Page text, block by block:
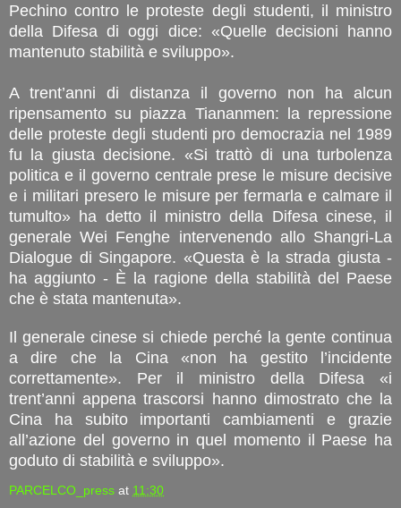
Pechino contro le proteste degli studenti, il ministro
della Difesa di oggi dice: «Quelle decisioni hanno
mantenuto stabilità e sviluppo».
A trent’anni di distanza il governo non ha alcun
ripensamento su piazza Tiananmen: la repressione
delle proteste degli studenti pro democrazia nel 1989
fu la giusta decisione. «Si trattò di una turbolenza
politica e il governo centrale prese le misure decisive
e i militari presero le misure per fermarla e calmare il
tumulto» ha detto il ministro della Difesa cinese, il
generale Wei Fenghe intervenendo allo Shangri-La
Dialogue di Singapore. «Questa è la strada giusta -
ha aggiunto - È la ragione della stabilità del Paese
che è stata mantenuta».
Il generale cinese si chiede perché la gente continua
a dire che la Cina «non ha gestito l’incidente
correttamente». Per il ministro della Difesa «i
trent’anni appena trascorsi hanno dimostrato che la
Cina ha subito importanti cambiamenti e grazie
all’azione del governo in quel momento il Paese ha
goduto di stabilità e sviluppo».
PARCELCO_press at 11:30